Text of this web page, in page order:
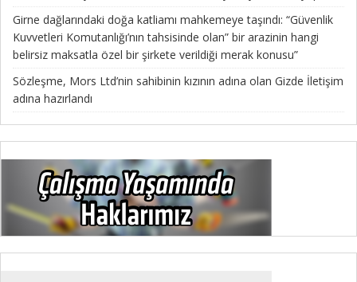
Girne dağlarındaki doğa katliamı mahkemeye taşındı: “Güvenlik
Kuvvetleri Komutanlığı’nın tahsisinde olan” bir arazinin hangi
belirsiz maksatla özel bir şirkete verildiği merak konusu”
Sözleşme, Mors Ltd’nin sahibinin kızının adına olan Gizde İletişim
adına hazırlandı